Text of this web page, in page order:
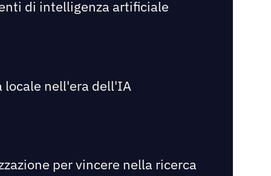
di intelligenza artificiale
locale nell'era dell'IA
per vincere nella ricerca